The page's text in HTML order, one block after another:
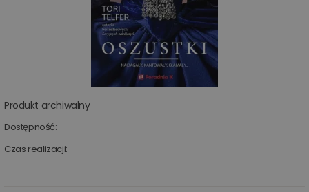
Produkt archiwalny
Dostępność:
Czas realizacji: